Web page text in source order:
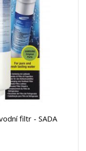
filtr - SADA